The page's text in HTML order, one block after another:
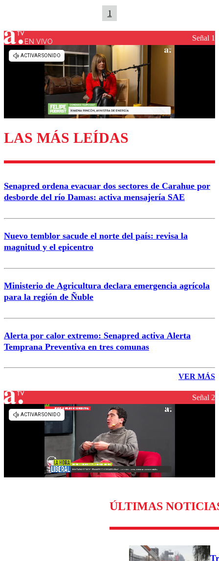
1
EN VIVO Señal 1
LAS MÁS LEÍDAS
Senapred ordena evacuar dos sectores de Carahue por
desborde del río Damas: activa mensajería SAE
Nuevo temblor sacude el norte del país: revisa la
magnitud y el epicentro
Ministerio de Agricultura declara emergencia agrícola
para la región de Ñuble
Alerta por calor extremo: Senapred activa Alerta
Temprana Preventiva en tres comunas
VER MÁS
Señal 2
ÚLTIMAS